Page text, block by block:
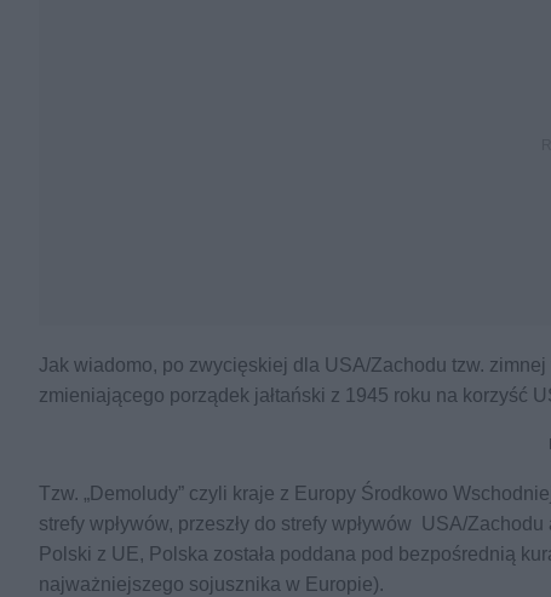
Jak wiadomo, po zwycięskiej dla USA/Zachodu tzw.
zmieniającego porządek jałtański z 1945 roku na korzyść
Tzw. „Demoludy” czyli kraje z Europy Środkowo
strefy wpływów, przeszły do strefy wpływów USA/
Polski z UE, Polska została poddana pod bezpośrednią
najważniejszego sojusznika w Europie).